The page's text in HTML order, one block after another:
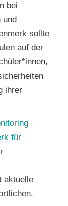
bei
und
sollte
auf der
ihrer
für
aktuelle